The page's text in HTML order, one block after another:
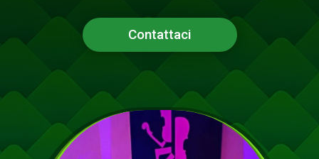
Contattaci